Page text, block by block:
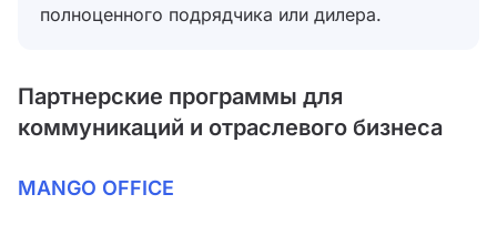
полноценного подрядчика или дилера.
Партнерские программы для
коммуникаций и отраслевого бизнеса
MANGO OFFICE